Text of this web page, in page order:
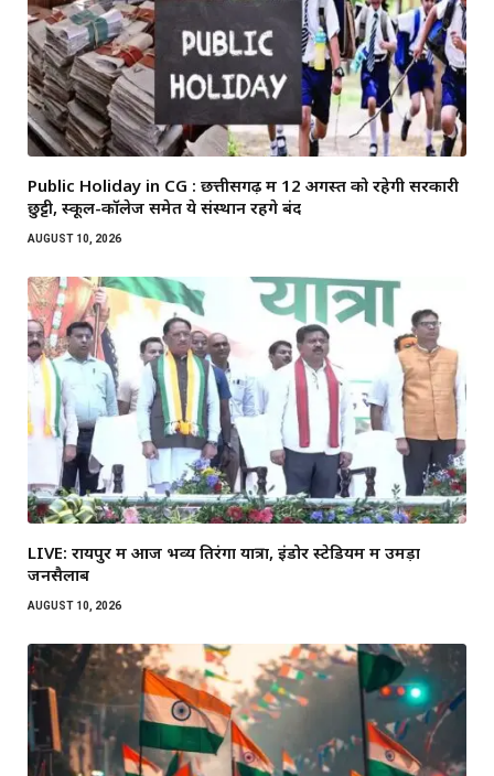
Public Holiday in CG : छत्तीसगढ़ में 12 अगस्त को रहेगी सरकारी
छुट्टी, स्कूल-कॉलेज समेत ये संस्थान रहेंगे बंद
AUGUST 10, 2026
LIVE: रायपुर में आज भव्य तिरंगा यात्रा, इंडोर स्टेडियम में उमड़ा
जनसैलाब
AUGUST 10, 2026